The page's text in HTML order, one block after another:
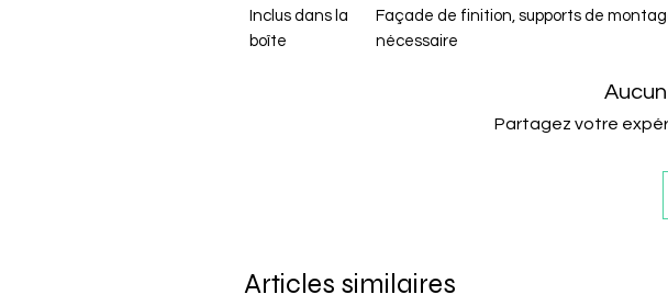
Inclus dans la
boîte
Façade de finition, supports de
nécessaire
Partagez votre
Articles similaires